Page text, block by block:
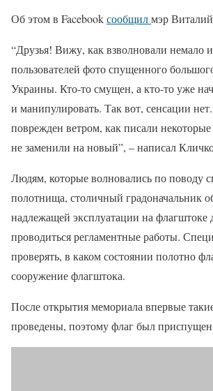
Об этом в Facebookсообщилмэр
“Друзья! Вижу, как взволновали немало
пользователей фото спущенного
Украины. Кто-то смущен, а кто-то уже
и манипулировать. Так вот, сенсации
поврежден ветром, как писали
не заменили на новый”, – написал
Людям, которые волновались по поводу
полотнища, столичный градоначальник
надлежащей эксплуатации на флагштоке
проводиться регламентные работы.
проверять, в каком состоянии полотно
сооружение флагштока.
После открытия мемориала впервые
проведены, поэтому флаг был